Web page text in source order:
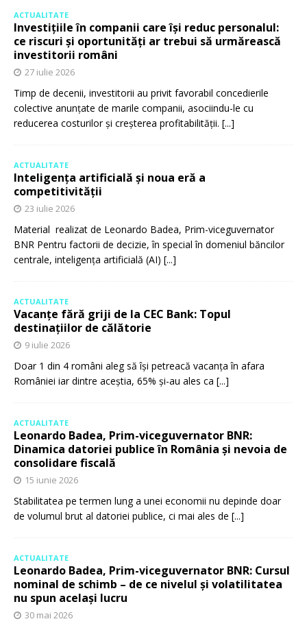
ACTUALITATE
Investițiile în companii care își reduc personalul:
ce riscuri și oportunități ar trebui să urmărească
investitorii români
27 iulie 2026
Timp de decenii, investitorii au privit favorabil concedierile
colective anunțate de marile companii, asociindu-le cu
reducerea costurilor și creșterea profitabilității. [...]
ACTUALITATE
Inteligența artificială și noua eră a
competitivității
23 iulie 2026
Material realizat de Leonardo Badea, Prim-viceguvernator
BNR Pentru factorii de decizie, în special în domeniul băncilor
centrale, inteligența artificială (AI) [...]
ACTUALITATE
Vacanțe fără griji de la CEC Bank: Topul
destinațiilor de călătorie
9 iulie 2026
Doar 1 din 4 români aleg să își petreacă vacanța în afara
României iar dintre aceștia, 65% și-au ales ca [...]
ACTUALITATE
Leonardo Badea, Prim-viceguvernator BNR:
Dinamica datoriei publice în România și nevoia de
consolidare fiscală
15 iunie 2026
Stabilitatea pe termen lung a unei economii nu depinde doar
de volumul brut al datoriei publice, ci mai ales de [...]
ACTUALITATE
Leonardo Badea, Prim-viceguvernator BNR: Cursul
nominal de schimb – de ce nivelul și volatilitatea
nu spun același lucru
30 mai 2026